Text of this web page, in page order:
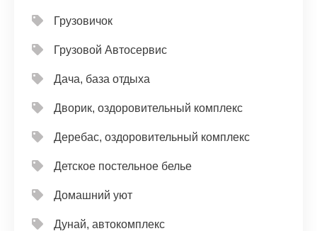
Грузовичок
Грузовой Автосервис
Дача, база отдыха
Дворик, оздоровительный комплекс
Деребас, оздоровительный комплекс
Детское постельное белье
Домашний уют
Дунай, автокомплекс